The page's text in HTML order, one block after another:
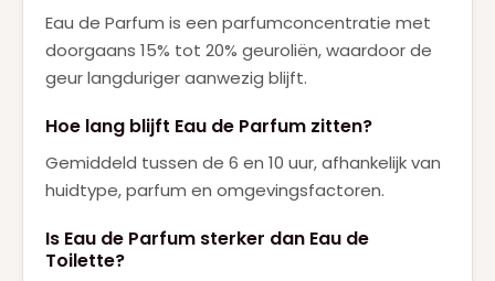
Eau de Parfum is een parfumconcentratie met
doorgaans 15% tot 20% geuroliën, waardoor de
geur langduriger aanwezig blijft.
Hoe lang blijft Eau de Parfum zitten?
Gemiddeld tussen de 6 en 10 uur, afhankelijk van
huidtype, parfum en omgevingsfactoren.
Is Eau de Parfum sterker dan Eau de
Toilette?